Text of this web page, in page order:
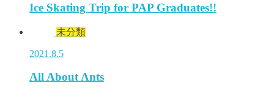
Ice Skating Trip for PAP Graduates!!
未分類
2021.8.5
All About Ants